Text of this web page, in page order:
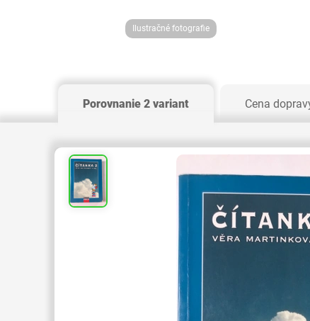
Ilustračné fotografie
Porovnanie 2 variant Cena